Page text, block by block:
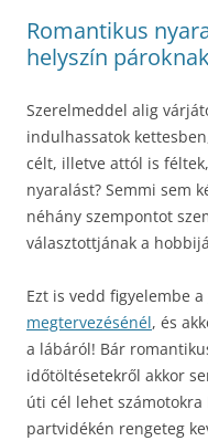
Romantikus
helyszín pároknak
Szerelmeddel alig
indulhassatok
célt, illetve attól is
nyaralást? Semmi sem
néhány szempontot
választottjának a
Ezt is vedd figyelembe a
megtervezésénél, és
a lábáról! Bár
időtöltésetekről akkor
úti cél lehet
partvidékén rengeteg